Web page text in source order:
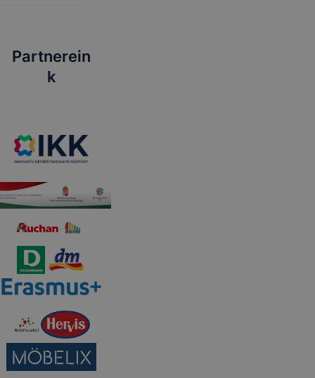
Partnerein
k